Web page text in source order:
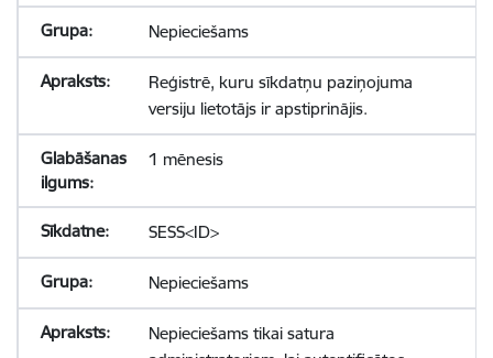
Nepieciešams
Reģistrē, kuru sīkdatņu paziņojuma
versiju lietotājs ir apstiprinājis.
1 mēnesis
SESS<ID>
Nepieciešams
Nepieciešams tikai satura